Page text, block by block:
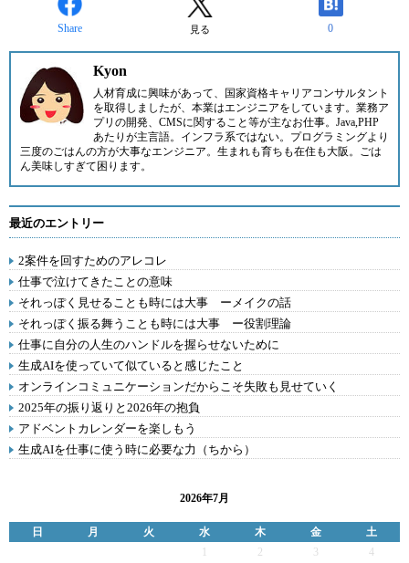
Share 見る 0
Kyon
人材育成に興味があって、国家資格キャリアコンサルタント
を取得しましたが、本業はエンジニアをしています。業務ア
プリの開発、CMSに関すること等が主なお仕事。Java,PHP
あたりが主言語。インフラ系ではない。プログラミングより
三度のごはんの方が大事なエンジニア。生まれも育ちも在住も大阪。ごは
ん美味しすぎて困ります。
最近のエントリー
2案件を回すためのアレコレ
仕事で泣けてきたことの意味
それっぽく見せることも時には大事 ーメイクの話
それっぽく振る舞うことも時には大事 ー役割理論
仕事に自分の人生のハンドルを握らせないために
生成AIを使っていて似ていると感じたこと
オンラインコミュニケーションだからこそ失敗も見せていく
2025年の振り返りと2026年の抱負
アドベントカレンダーを楽しもう
生成AIを仕事に使う時に必要な力（ちから）
2026年7月
日 月 火 水 木 金
土
2 3
4